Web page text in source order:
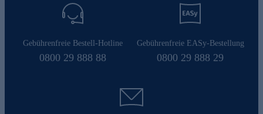
Gebührenfreie Bestell-Hotline
0800 29 888 88
Gebührenfreie EASy-Bestellung
0800 29 888 29